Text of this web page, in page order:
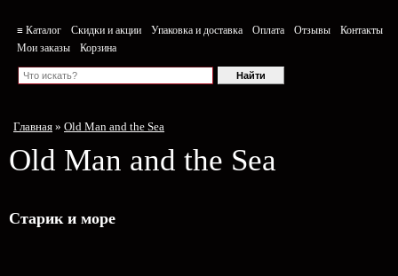
≡ Каталог Скидки и акции Упаковка и доставка Оплата Отзывы
Контакты
Мои заказы
Корзина
Главная » Old Man and the Sea
Old Man and the Sea
Старик и море